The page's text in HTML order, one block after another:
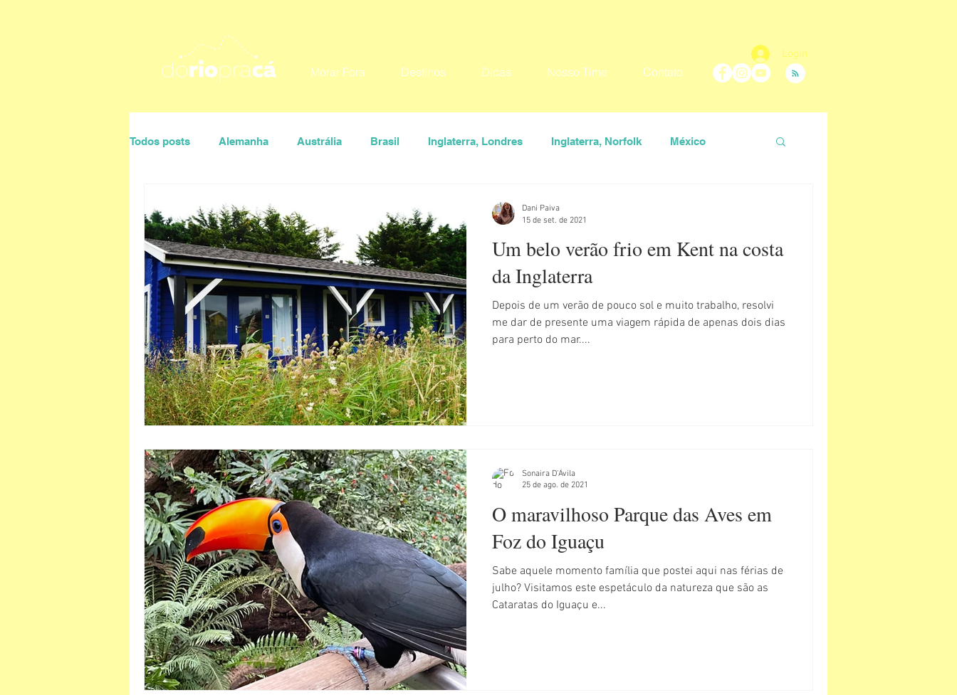
Morar Fora Destinos Dicas Nosso Time Contato
Login
Todos posts Alemanha Austrália Brasil Inglaterra, Londres Inglaterra, Norfolk México
Ana Maria Villaça Daniela Paiva Guiga Soares Hylka Maria Larissa Vereza Nara Vidal
Sonaira D'Ávila Úrsula Corona Vanessa Veiga Dicas O que fazer Onde ir Roteiro
Viaje conosco África do Sul Argentina Áustria
Um belo verão frio em Kent na costa
da Inglaterra
Depois de um verão de pouco sol e muito trabalho, resolvi
me dar de presente uma viagem rápida de apenas dois dias
para perto do mar....
Dani Paiva
15 de set. de 2021
O maravilhoso Parque das Aves em
Foz do Iguaçu
Sabe aquele momento família que postei aqui nas férias de
julho? Visitamos este espetáculo da natureza que são as
Cataratas do Iguaçu e...
Sonaira D'Ávila
25 de ago. de 2021